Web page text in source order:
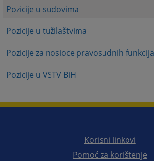
Pozicije u sudovima
Pozicije u tužilaštvima
Pozicije za nosioce pravosudnih funkcija
Pozicije u VSTV BiH
Korisni linkovi
Pomoć za korištenje